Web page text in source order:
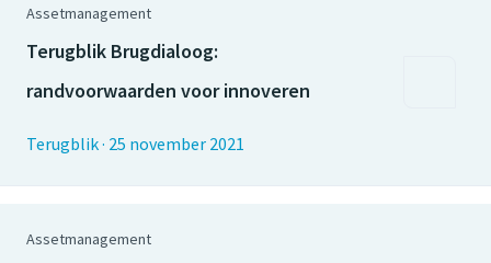
Assetmanagement
Terugblik Brugdialoog:
randvoorwaarden voor innoveren
Terugblik· 25 november 2021
Assetmanagement